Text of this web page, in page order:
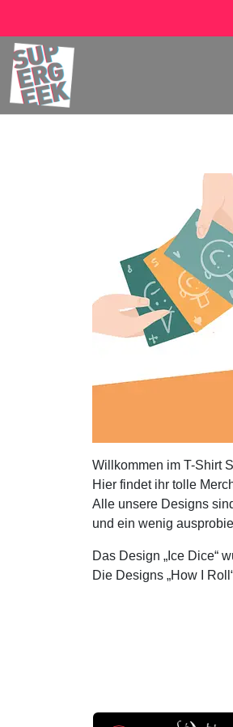
Willkommen im T-Shirt
Hier findet ihr tolle
Alle unsere Designs
und ein wenig
Das Design „Ice Dice“
Die Designs „How I